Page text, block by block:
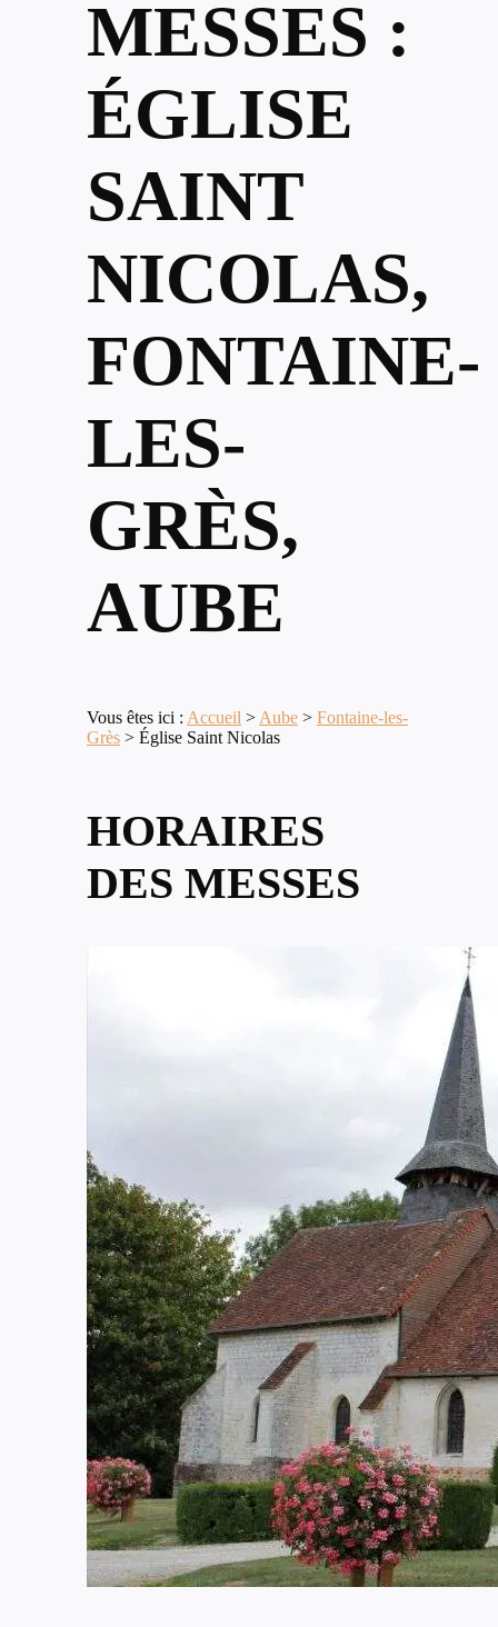
MESSES :
ÉGLISE
SAINT
NICOLAS,
FONTAINE-
LES-
GRÈS,
AUBE
Vous êtes ici : Accueil > Aube > Fontaine-les-
Grès > Église Saint Nicolas
HORAIRES
DES MESSES